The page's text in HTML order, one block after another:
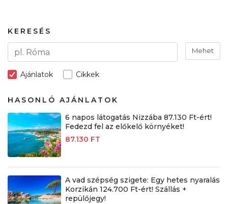
KERESÉS
Mehet
Ajánlatok Cikkek
HASONLÓ AJÁNLATOK
6 napos látogatás Nizzába 87.130 Ft-ért!
Fedezd fel az előkelő környéket!
87.130 FT
A vad szépség szigete: Egy hetes nyaralás
Korzikán 124.700 Ft-ért! Szállás +
repülőjegy!